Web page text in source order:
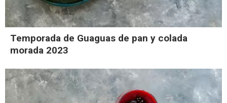
Temporada de Guaguas de pan y colada
morada 2023